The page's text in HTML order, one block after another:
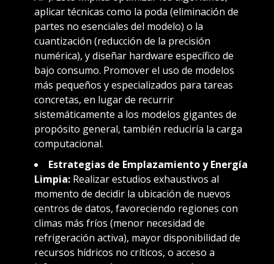
aplicar técnicas como la poda (eliminación de
partes no esenciales del modelo) o la
cuantización (reducción de la precisión
numérica), y diseñar hardware específico de
bajo consumo. Promover el uso de modelos
más pequeños y especializados para tareas
concretas, en lugar de recurrir
sistemáticamente a los modelos gigantes de
propósito general, también reduciría la carga
computacional.
Estrategias de Emplazamiento y Energía
Limpia: Realizar estudios exhaustivos al
momento de decidir la ubicación de nuevos
centros de datos, favoreciendo regiones con
climas más fríos (menor necesidad de
refrigeración activa), mayor disponibilidad de
recursos hídricos no críticos, o acceso a